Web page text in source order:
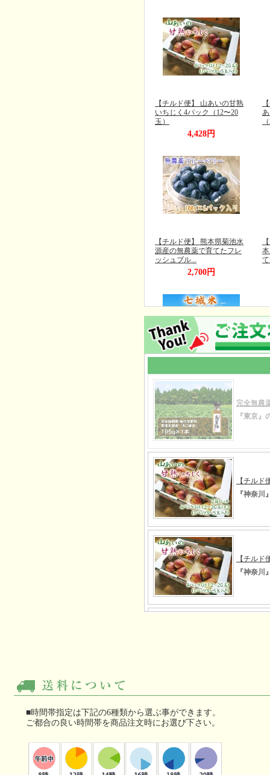
■時間帯指定は下記の6種類から選ぶ事ができます。
ご都合の良い時間帯を商品注文時にお選び下さい。